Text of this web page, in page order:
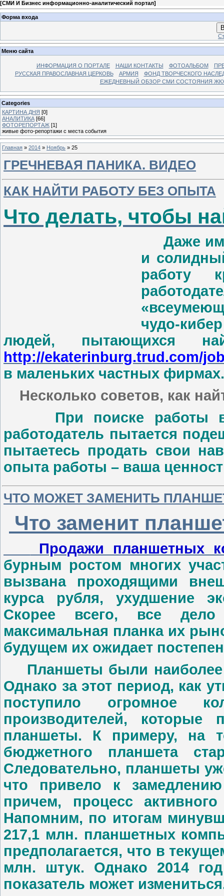
[СМИ И Бизнес информационно-аналитический портал]
Форма входа
Меню сайта
ИНФОРМАЦИЯ О ПОРТАЛЕ НАШИ КОНТАКТЫ ФОТОАЛЬБОМ
РУССКАЯ ПРАВОСЛАВНАЯ ЦЕРКОВЬ
АРМИЯ
ФОНД ТВОРЧЕСКОГО
ЕЖЕДНЕВНЫЙ ОБЗОР СМИ СОСТОЯНИЯ
Categories
КАРТИНА ДНЯ [0]
АНАЛИТИКА [66]
ФОТОРЕПОРТАЖ [1]
живые фото-репортажи с места события
Главная » 2014 » Ноябрь » 25
ГРЕЧНЕВАЯ ПАНИКА. ВИДЕО
КАК НАЙТИ РАБОТУ БЕЗ ОПЫТА
Что делать, чтобы
Даже
и
работу
чудо-
людей, пытающихся
http://ekaterinburg.trud.com/
в маленьких частных фирмах.
Несколько советов, как
При поиске работы
работодатель пытается
пытаетесь продать свои
опыта работы – ваша
ЧТО МОЖЕТ ЗАМЕНИТЬ
Что заменит
Продажи планшетных
бурным ростом многих
вызвана проходящими
курса рубля, ухудшение
Скорее всего, все
максимальная планка их
будущем их ожидает
Планшеты были наиболее
Однако за этот период, как
поступило огромное
производителей, которые
планшеты. К примеру, на
бюджетного планшета
Следовательно, планшеты
что привело к
причем, процесс
Напомним, по итогам
217,1 млн. планшетных
предполагается, что в
млн. штук. Однако 2014
показатель может